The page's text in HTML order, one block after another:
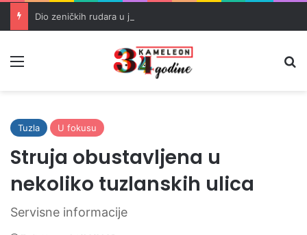
Tuzla U fokusu
Struja obustavljena u
nekoliko tuzlanskih ulica
Servisne informacije